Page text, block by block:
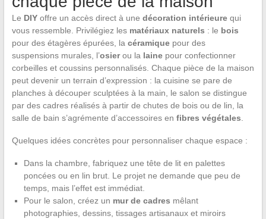
Le DIYoffre un accès direct à une décoration intérieurequi
vous ressemble. Privilégiez les matériaux naturels : le bois
pour des étagères épurées, la céramiquepour des
suspensions murales, l’osierou la lainepour confectionner
corbeilles et coussins personnalisés. Chaque pièce de la maison
peut devenir un terrain d’expression : la cuisine se pare de
planches à découper sculptées à la main, le salon se distingue
par des cadres réalisés à partir de chutes de bois ou de lin, la
salle de bain s’agrémente d’accessoires en fibres végétales
Quelques idées concrètes pour personnaliser chaque espace :
Dans la chambre, fabriquez une tête de lit en palettes
poncées ou en lin brut. Le projet ne demande que peu de
temps, mais l’effet est immédiat.
Pour le salon, créez un mur de cadres mêlant
photographies, dessins, tissages artisanaux et miroirs